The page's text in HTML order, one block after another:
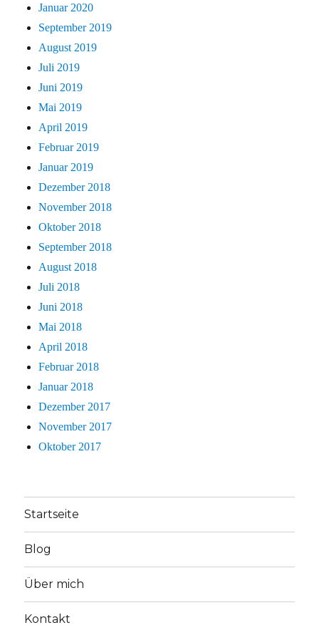
Januar 2020
September 2019
August 2019
Juli 2019
Juni 2019
Mai 2019
April 2019
Februar 2019
Januar 2019
Dezember 2018
November 2018
Oktober 2018
September 2018
August 2018
Juli 2018
Juni 2018
Mai 2018
April 2018
Februar 2018
Januar 2018
Dezember 2017
November 2017
Oktober 2017
Startseite
Blog
Über mich
Kontakt